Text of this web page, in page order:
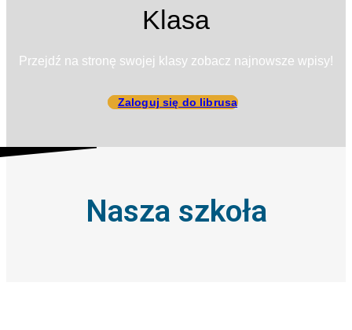
Klasa
Przejdź na stronę swojej klasy zobacz najnowsze wpisy!
Zaloguj się do librusa
Nasza szkoła